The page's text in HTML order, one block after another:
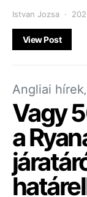
Istvan Jozsa
View Post
Angliai hírek
Vagy
a